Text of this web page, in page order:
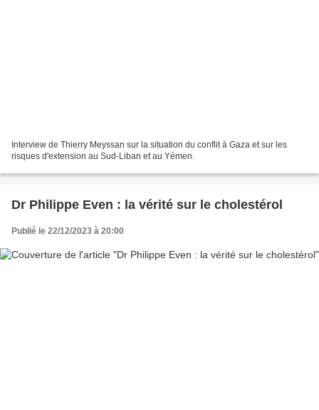
Interview de Thierry Meyssan sur la situation du conflit à Gaza et sur les
risques d'extension au Sud-Liban et au Yémen.
Dr Philippe Even : la vérité sur le cholestérol
Publié le 22/12/2023 à 20:00